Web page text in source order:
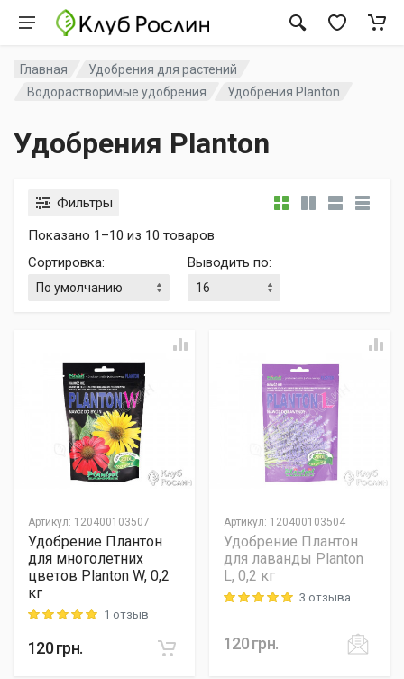
Главная
Удобрения для растений
Водорастворимые удобрения
Удобрения Planton
Удобрения Planton
Фильтры
Показано 1–10 из 10 товаров
Сортировка: Выводить по:
Артикул: 120400103507
Удобрение Плантон
для многолетних
цветов Planton W, 0,2
кг
Rating: 5 out of 51 отзыв
120грн.
Артикул: 120400103504
Удобрение Плантон
для лаванды Planton
L, 0,2 кг
Rating: 5 out of 53 отзыва
120грн.